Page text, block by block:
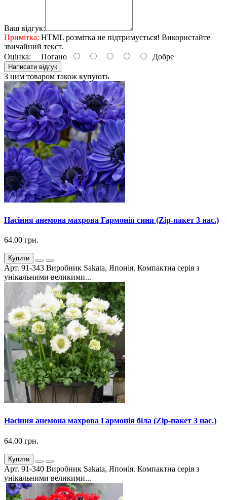
Ваш відгук:
Примітка: HTML розмітка не підтримується! Використайте
звичайний текст.
Оцінка: Погано Добре
Написати відгук
З цим товаром також купують
Насіння анемона махрова Гармонія синя (Zip-пакет 3 нас.)
64.00 грн.
Купити
Арт. 91-343 Виробник Sakata, Японія. Компактна серія з
унікальними великими...
Насіння анемона махрова Гармонія біла (Zip-пакет 3 нас.)
64.00 грн.
Купити
Арт. 91-340 Виробник Sakata, Японія. Компактна серія з
унікальними великими...